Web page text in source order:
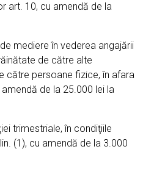
art. 10, cu amendă de la
mediere în vederea angajării
de către alte
către persoane fizice, în afara
de la 25.000 lei la
trimestriale, în condiţiile
(1), cu amendă de la 3.000